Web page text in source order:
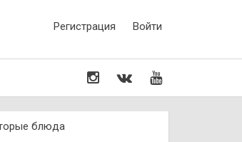
Регистрация Войти
блюда